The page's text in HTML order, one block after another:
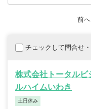
前へ
チェックして問合せ
株式会社トータル
ルハイムいわき
土日休み